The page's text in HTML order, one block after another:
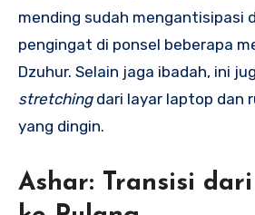
mending sudah mengantisipasi
pengingat di ponsel beberapa
Dzuhur. Selain jaga ibadah, ini
stretchingdari layar laptop dan
yang dingin.
Ashar: Transisi